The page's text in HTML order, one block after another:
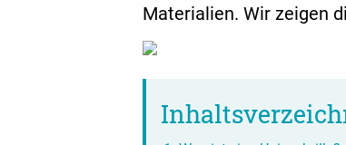
Materialien. Wir zeigen